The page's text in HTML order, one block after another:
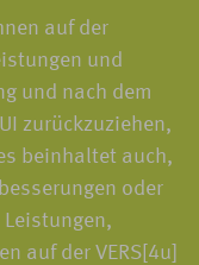
auf der
und
und nach dem
zurückzuziehen,
beinhaltet auch,
oder
auf der VERS[4u]